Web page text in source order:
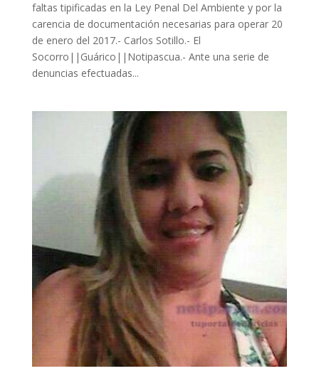
faltas tipificadas en la Ley Penal Del Ambiente y por la
carencia de documentación necesarias para operar 20
de enero del 2017.- Carlos Sotillo.- El
Socorro||Guárico||Notipascua.- Ante una serie de
denuncias efectuadas...